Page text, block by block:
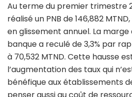
Au terme du premier trimestre
réalisé un PNB de 146,882
en glissement annuel. La marge
banque a reculé de 3,3% par
à 70,532 MTND. Cette hausse
l’augmentation des taux qui
bénéfique aux établissements